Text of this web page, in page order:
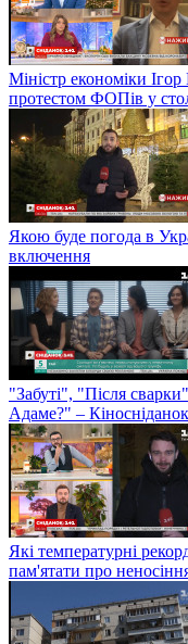
Міністр економіки
протестом ФОПів у
Якою буде погода в
включення
"Забуті", "Після
Адаме?" – Кіносніданок
Які температурні
пам'ятати про